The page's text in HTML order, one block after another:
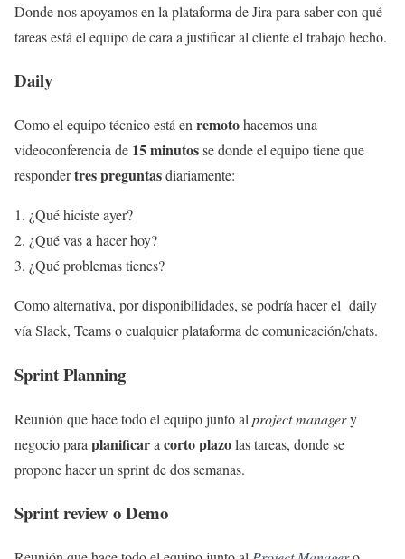
Donde nos apoyamos en la plataforma de Jira para saber con qué
tareas está el equipo de cara a justificar al cliente el trabajo hecho.
Daily
Como el equipo técnico está en remotohacemos una
videoconferencia de 15 minutosse donde el equipo tiene que
respondertres preguntasdiariamente:
¿Qué hiciste ayer?
¿Qué vas a hacer hoy?
¿Qué problemas tienes?
Como alternativa, por disponibilidades, se podría hacer el daily
vía Slack, Teams o cualquier plataforma de comunicación/chats.
Sprint Planning
Reunión que hace todo el equipo junto al project managery
negocio para planificara corto plazolas tareas, donde se
propone hacer un sprint de dos semanas.
Sprint review o Demo